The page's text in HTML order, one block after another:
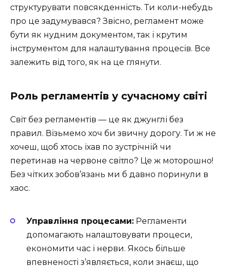
структурувати повсякденність. Ти коли-небудь
про це задумувався? Звісно, регламент може
бути як нудним документом, так і крутим
інструментом для налаштування процесів. Все
залежить від того, як на це глянути.
Роль регламентів у сучасному світі
Світ без регламентів — це як джунглі без
правил. Візьмемо хоч би звичну дорогу. Ти ж не
хочеш, щоб хтось їхав по зустрічній чи
перетинав на червоне світло? Це ж моторошно!
Без чітких зобов’язань ми б давно поринули в
хаос.
Управління процесами: Регламенти
допомагають налаштовувати процеси,
економити час і нерви. Якось більше
впевненості з’являється, коли знаєш, що